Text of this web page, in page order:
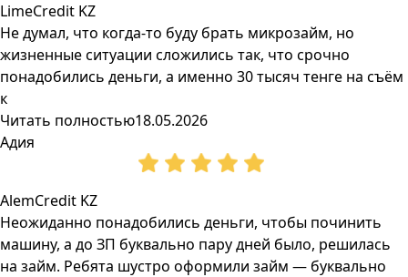
LimeCredit KZ
Не думал, что когда-то буду брать микрозайм, но
жизненные ситуации сложились так, что срочно
понадобились деньги, а именно 30 тысяч тенге на съём
к
Читать полностью18.05.2026
Адия
AlemCredit KZ
Неожиданно понадобились деньги, чтобы починить
машину, а до ЗП буквально пару дней было, решилась
на займ. Ребята шустро оформили займ — буквально